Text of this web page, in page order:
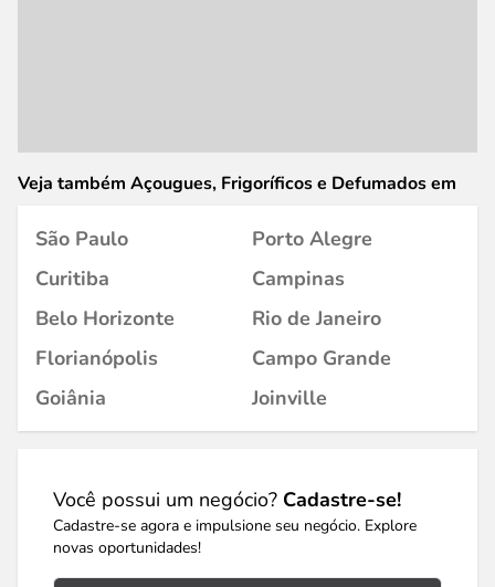
Veja também Açougues, Frigoríficos e Defumados em
São Paulo
Porto Alegre
Curitiba
Campinas
Belo Horizonte
Rio de Janeiro
Florianópolis
Campo Grande
Goiânia
Joinville
Você possui um negócio? Cadastre-se!
Cadastre-se agora e impulsione seu negócio. Explore
novas oportunidades!